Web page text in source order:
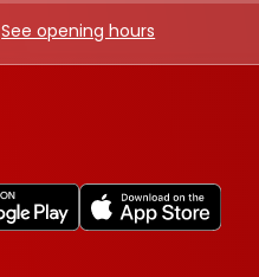
See opening hours